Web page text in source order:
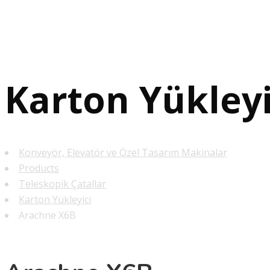
Karton
Konveyör, Elevatör ve Özel Tasarım Makinalar
Products
Teleskopik Çatallar
Karton Yükleyici
Arachne X6B